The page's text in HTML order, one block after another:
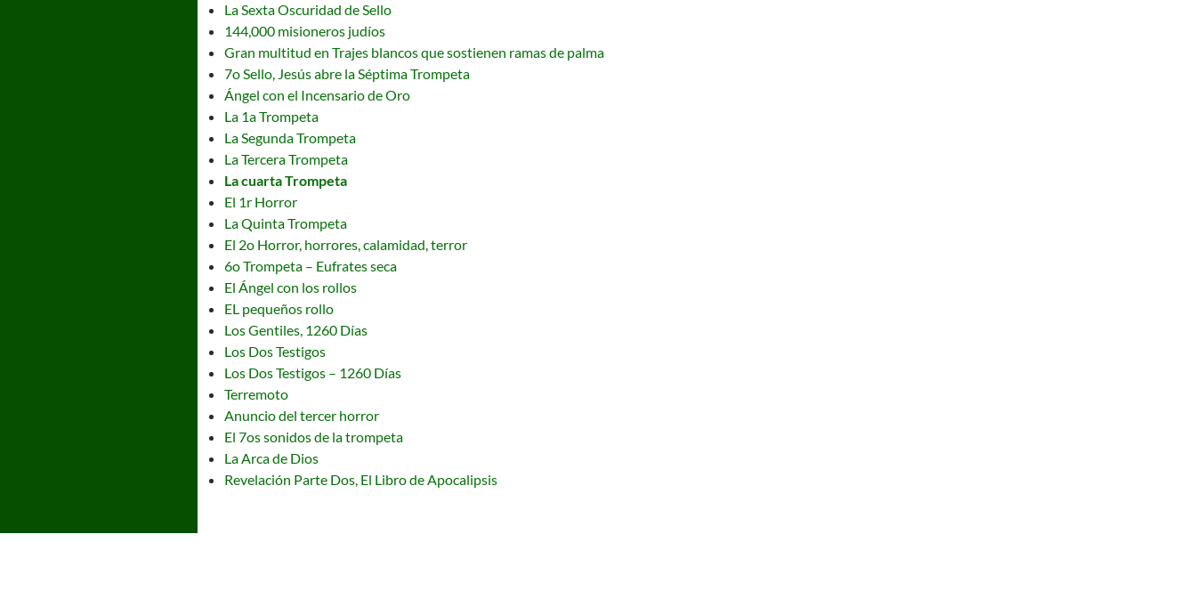
La Sexta Oscuridad de Sello
144,000 misioneros judíos
Gran multitud en Trajes blancos que sostienen ramas de palma
7o Sello, Jesús abre la Séptima Trompeta
Ángel con el Incensario de Oro
La 1a Trompeta
La Segunda Trompeta
La Tercera Trompeta
La cuarta Trompeta
El 1r Horror
La Quinta Trompeta
El 2o Horror, horrores, calamidad, terror
6o Trompeta – Eufrates seca
El Ángel con los rollos
EL pequeños rollo
Los Gentiles, 1260 Días
Los Dos Testigos
Los Dos Testigos – 1260 Días
Terremoto
Anuncio del tercer horror
El 7os sonidos de la trompeta
La Arca de Dios
Revelación Parte Dos, El Libro de Apocalipsis